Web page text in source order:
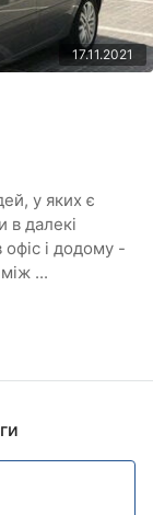
17.11.2021
у яких є
в далекі
і додому -
...